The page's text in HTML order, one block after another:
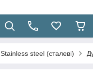
Stainless steel (сталеві)